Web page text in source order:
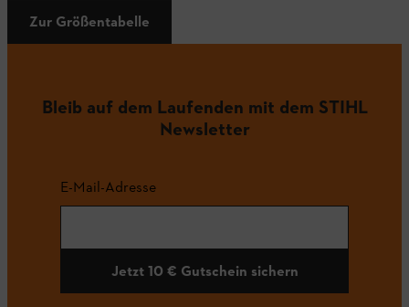
Zur Größentabelle
Bleib auf dem Laufenden mit dem STIHL
Newsletter
E-Mail-Adresse
Jetzt 10 € Gutschein sichern